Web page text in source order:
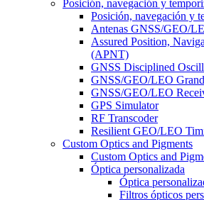
Posición, navegación y
Posición, navegación y
Antenas GNSS/GEO/
Assured Position,
(APNT)
GNSS Disciplined
GNSS/GEO/LEO
GNSS/GEO/LEO
GPS Simulator
RF Transcoder
Resilient GEO/LEO
Custom Optics and Pigments
Custom Optics and
Óptica personalizada
Óptica
Filtros ópticos